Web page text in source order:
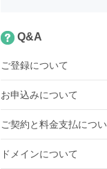
Q&A
ご登録について
お申込みについて
ご契約と料金支払につ
ドメインについて